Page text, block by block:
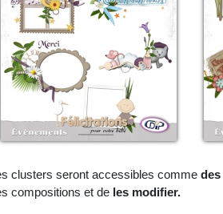
clusters seront accessibles comme
compositions et de les modifier.